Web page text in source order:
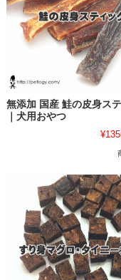
無添加 国産 鮭の皮身ス
｜犬用おやつ
¥135